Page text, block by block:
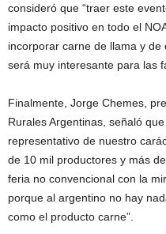
consideró que “traer este
impacto positivo en todo el
incorporar carne de llama y
será muy interesante para las
Finalmente, Jorge Chemes,
Rurales Argentinas, señaló
representativo de nuestro
de 10 mil productores y más
feria no convencional con la
porque al argentino no hay
como el producto carne”.